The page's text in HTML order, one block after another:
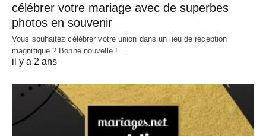
célébrer votre mariage avec de superbes
photos en souvenir
Vous souhaitez célébrer votre union dans un lieu de réception
magnifique ? Bonne nouvelle !…
il y a 2 ans